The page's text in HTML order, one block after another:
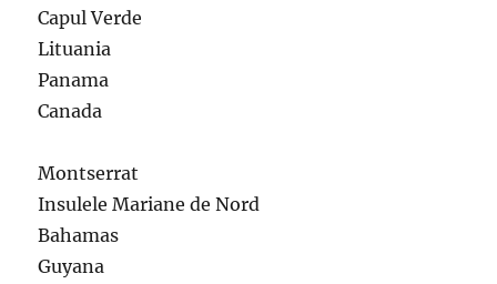
Capul Verde
Lituania
Panama
Canada
Montserrat
Insulele Mariane de Nord
Bahamas
Guyana